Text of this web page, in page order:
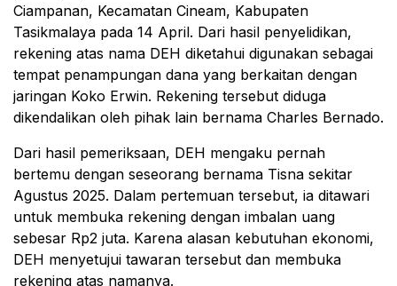
Ciampanan, Kecamatan Cineam, Kabupaten
Tasikmalaya pada 14 April. Dari hasil penyelidikan,
rekening atas nama DEH diketahui digunakan sebagai
tempat penampungan dana yang berkaitan dengan
jaringan Koko Erwin. Rekening tersebut diduga
dikendalikan oleh pihak lain bernama Charles Bernado.
Dari hasil pemeriksaan, DEH mengaku pernah
bertemu dengan seseorang bernama Tisna sekitar
Agustus 2025. Dalam pertemuan tersebut, ia ditawari
untuk membuka rekening dengan imbalan uang
sebesar Rp2 juta. Karena alasan kebutuhan ekonomi,
DEH menyetujui tawaran tersebut dan membuka
rekening atas namanya.